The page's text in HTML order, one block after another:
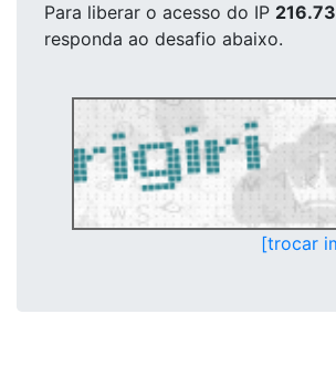
Para liberar o acesso do IP
responda ao desafio abaixo.
[trocar